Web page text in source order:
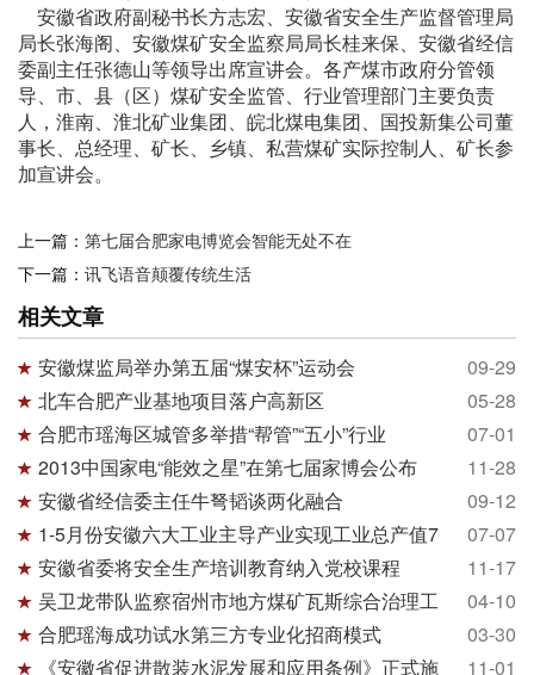
安徽省政府副秘书长方志宏、安徽省安全生产监督管理局
局长张海阁、安徽煤矿安全监察局局长桂来保、安徽省经信
委副主任张德山等领导出席宣讲会。各产煤市政府分管领
导、市、县（区）煤矿安全监管、行业管理部门主要负责
人，淮南、淮北矿业集团、皖北煤电集团、国投新集公司董
事长、总经理、矿长、乡镇、私营煤矿实际控制人、矿长参
加宣讲会。
上一篇： 第七届合肥家电博览会智能无处不在
下一篇： 讯飞语音颠覆传统生活
相关文章
09-29
安徽煤监局举办第五届“煤安杯”运动会
05-28
北车合肥产业基地项目落户高新区
07-01
合肥市瑶海区城管多举措“帮管”“五小”行业
11-28
2013中国家电“能效之星”在第七届家博会公布
09-12
安徽省经信委主任牛弩韬谈两化融合
07-07
1-5月份安徽六大工业主导产业实现工业总产值7
11-17
安徽省委将安全生产培训教育纳入党校课程
04-10
吴卫龙带队监察宿州市地方煤矿瓦斯综合治理工
03-30
合肥瑶海成功试水第三方专业化招商模式
11-01
《安徽省促进散装水泥发展和应用条例》正式施